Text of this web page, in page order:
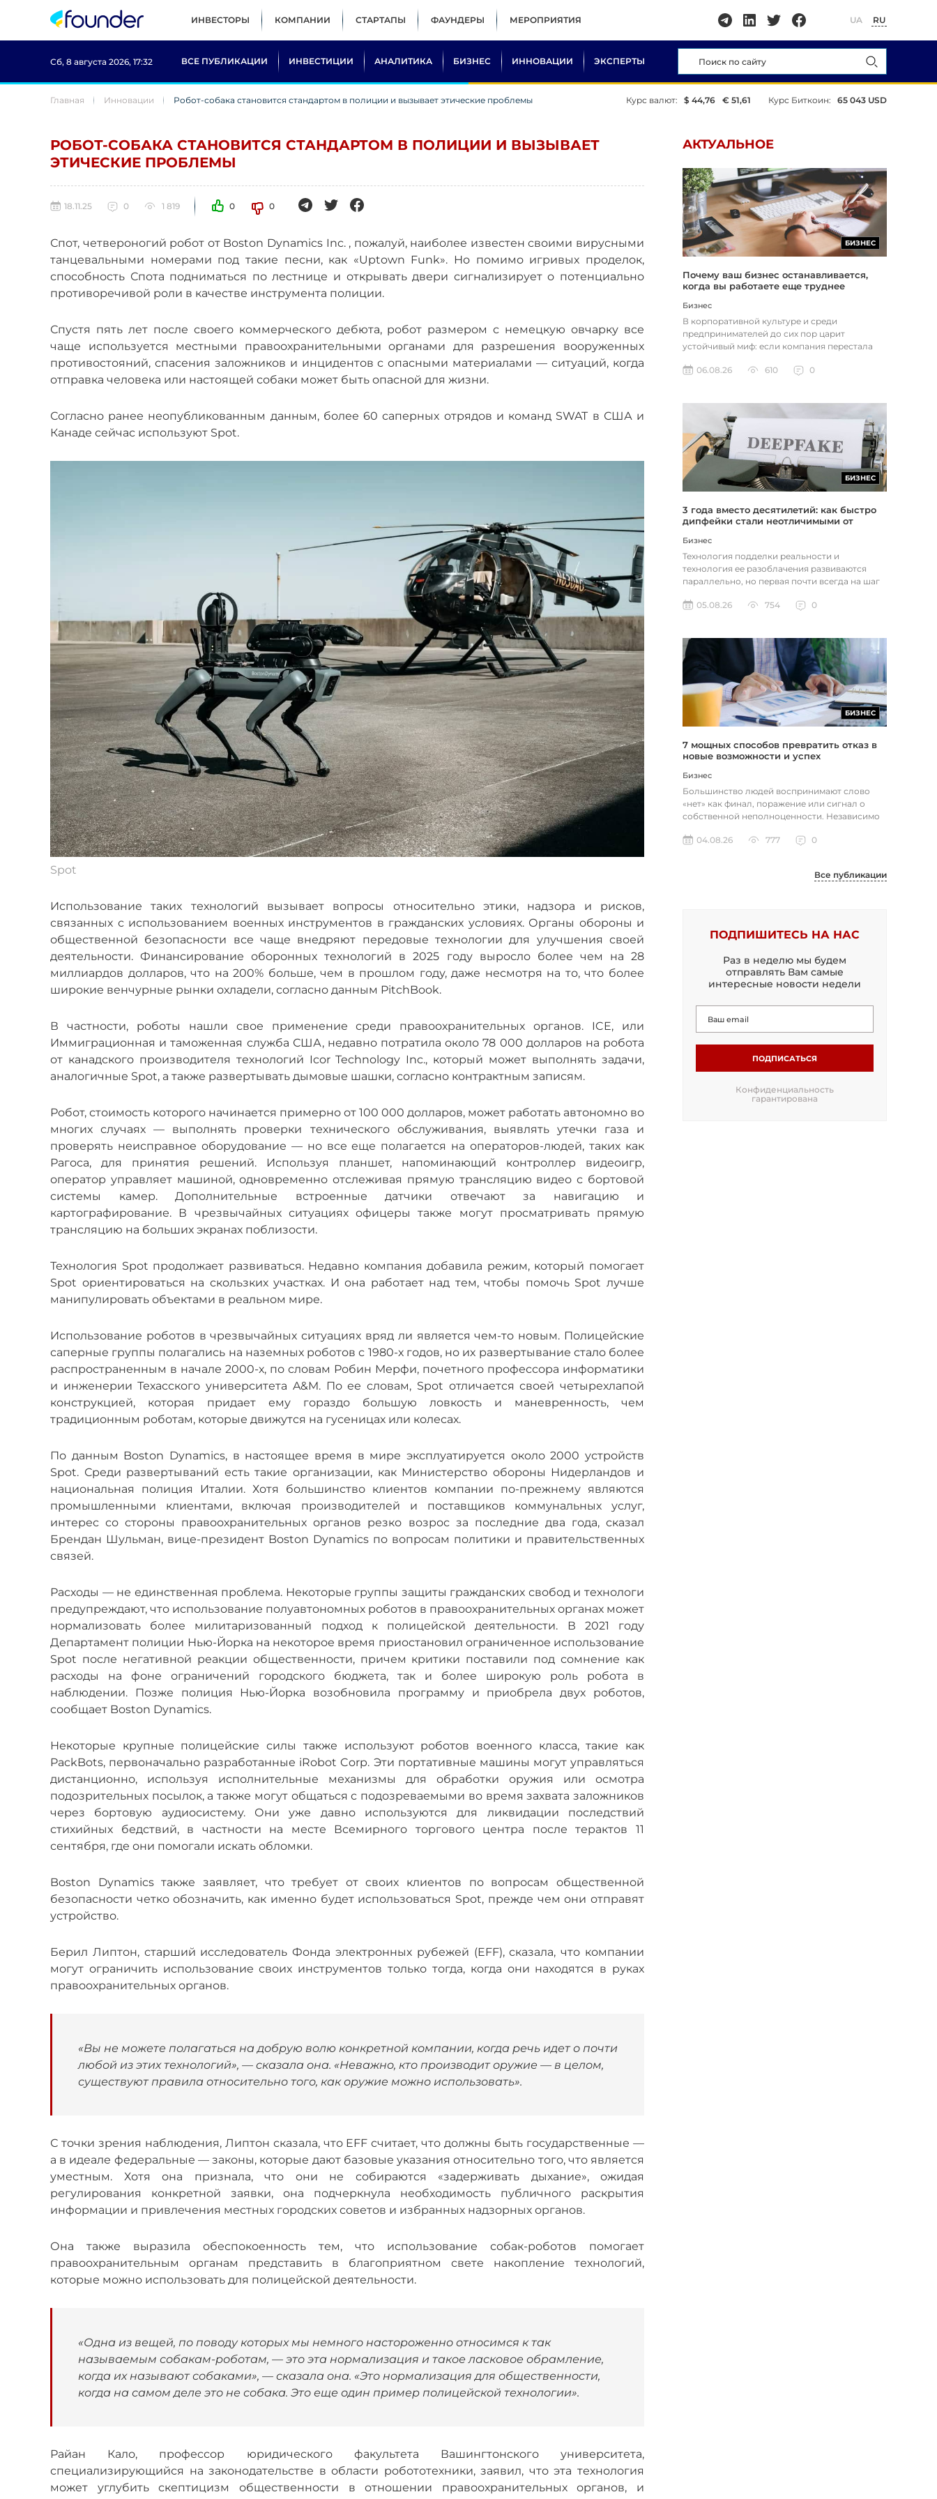
ИНВЕСТОРЫ КОМПАНИИ СТАРТАПЫ ФАУНДЕРЫ МЕРОПРИЯТИЯ UA RU
Сб, 8 августа 2026, 17:32 ВСЕ ПУБЛИКАЦИИ ИНВЕСТИЦИИ АНАЛИТИКА БИЗНЕС ИННОВАЦИИ ЭКСПЕРТЫ
Главная Инновации Робот-собака становится стандартом в полиции и вызывает этические проблемы Курс валют: $ 44,76 € 51,61 Курс Биткоин: 65 043 USD
РОБОТ-СОБАКА СТАНОВИТСЯ СТАНДАРТОМ В ПОЛИЦИИ И ВЫЗЫВАЕТ
ЭТИЧЕСКИЕ ПРОБЛЕМЫ
18.11.25 0 1 819 0 0
Спот, четвероногий робот от Boston Dynamics Inc. , пожалуй, наиболее известен своими вирусными
танцевальными номерами под такие песни, как «Uptown Funk». Но помимо игривых проделок,
способность Спота подниматься по лестнице и открывать двери сигнализирует о потенциально
противоречивой роли в качестве инструмента полиции.
Спустя пять лет после своего коммерческого дебюта, робот размером с немецкую овчарку все
чаще используется местными правоохранительными органами для разрешения вооруженных
противостояний, спасения заложников и инцидентов с опасными материалами — ситуаций, когда
отправка человека или настоящей собаки может быть опасной для жизни.
Согласно ранее неопубликованным данным, более 60 саперных отрядов и команд SWAT в США и
Канаде сейчас используют Spot.
Spot
Использование таких технологий вызывает вопросы относительно этики, надзора и рисков,
связанных с использованием военных инструментов в гражданских условиях. Органы обороны и
общественной безопасности все чаще внедряют передовые технологии для улучшения своей
деятельности. Финансирование оборонных технологий в 2025 году выросло более чем на 28
миллиардов долларов, что на 200% больше, чем в прошлом году, даже несмотря на то, что более
широкие венчурные рынки охладели, согласно данным PitchBook.
В частности, роботы нашли свое применение среди правоохранительных органов. ICE, или
Иммиграционная и таможенная служба США, недавно потратила около 78 000 долларов на робота
от канадского производителя технологий Icor Technology Inc., который может выполнять задачи,
аналогичные Spot, а также развертывать дымовые шашки, согласно контрактным записям.
Робот, стоимость которого начинается примерно от 100 000 долларов, может работать автономно во
многих случаях — выполнять проверки технического обслуживания, выявлять утечки газа и
проверять неисправное оборудование — но все еще полагается на операторов-людей, таких как
Рагоса, для принятия решений. Используя планшет, напоминающий контроллер видеоигр,
оператор управляет машиной, одновременно отслеживая прямую трансляцию видео с бортовой
системы камер. Дополнительные встроенные датчики отвечают за навигацию и
картографирование. В чрезвычайных ситуациях офицеры также могут просматривать прямую
трансляцию на больших экранах поблизости.
Технология Spot продолжает развиваться. Недавно компания добавила режим, который помогает
Spot ориентироваться на скользких участках. И она работает над тем, чтобы помочь Spot лучше
манипулировать объектами в реальном мире.
Использование роботов в чрезвычайных ситуациях вряд ли является чем-то новым. Полицейские
саперные группы полагались на наземных роботов с 1980-х годов, но их развертывание стало более
распространенным в начале 2000-х, по словам Робин Мерфи, почетного профессора информатики
и инженерии Техасского университета A&M. По ее словам, Spot отличается своей четырехлапой
конструкцией, которая придает ему гораздо большую ловкость и маневренность, чем
традиционным роботам, которые движутся на гусеницах или колесах.
По данным Boston Dynamics, в настоящее время в мире эксплуатируется около 2000 устройств
Spot. Среди развертываний есть такие организации, как Министерство обороны Нидерландов и
национальная полиция Италии. Хотя большинство клиентов компании по-прежнему являются
промышленными клиентами, включая производителей и поставщиков коммунальных услуг,
интерес со стороны правоохранительных органов резко возрос за последние два года, сказал
Брендан Шульман, вице-президент Boston Dynamics по вопросам политики и правительственных
связей.
Расходы — не единственная проблема. Некоторые группы защиты гражданских свобод и технологи
предупреждают, что использование полуавтономных роботов в правоохранительных органах может
нормализовать более милитаризованный подход к полицейской деятельности. В 2021 году
Департамент полиции Нью-Йорка на некоторое время приостановил ограниченное использование
Spot после негативной реакции общественности, причем критики поставили под сомнение как
расходы на фоне ограничений городского бюджета, так и более широкую роль робота в
наблюдении. Позже полиция Нью-Йорка возобновила программу и приобрела двух роботов,
сообщает Boston Dynamics.
Некоторые крупные полицейские силы также используют роботов военного класса, такие как
PackBots, первоначально разработанные iRobot Corp. Эти портативные машины могут управляться
дистанционно, используя исполнительные механизмы для обработки оружия или осмотра
подозрительных посылок, а также могут общаться с подозреваемыми во время захвата заложников
через бортовую аудиосистему. Они уже давно используются для ликвидации последствий
стихийных бедствий, в частности на месте Всемирного торгового центра после терактов 11
сентября, где они помогали искать обломки.
Boston Dynamics также заявляет, что требует от своих клиентов по вопросам общественной
безопасности четко обозначить, как именно будет использоваться Spot, прежде чем они отправят
устройство.
Берил Липтон, старший исследователь Фонда электронных рубежей (EFF), сказала, что компании
могут ограничить использование своих инструментов только тогда, когда они находятся в руках
правоохранительных органов.
«Вы не можете полагаться на добрую волю конкретной компании, когда речь идет о почти
любой из этих технологий», — сказала она. «Неважно, кто производит оружие — в целом,
существуют правила относительно того, как оружие можно использовать».
С точки зрения наблюдения, Липтон сказала, что EFF считает, что должны быть государственные —
а в идеале федеральные — законы, которые дают базовые указания относительно того, что является
уместным. Хотя она признала, что они не собираются «задерживать дыхание», ожидая
регулирования конкретной заявки, она подчеркнула необходимость публичного раскрытия
информации и привлечения местных городских советов и избранных надзорных органов.
Она также выразила обеспокоенность тем, что использование собак-роботов помогает
правоохранительным органам представить в благоприятном свете накопление технологий,
которые можно использовать для полицейской деятельности.
«Одна из вещей, по поводу которых мы немного настороженно относимся к так
называемым собакам-роботам, — это эта нормализация и такое ласковое обрамление,
когда их называют собаками», — сказала она. «Это нормализация для общественности,
когда на самом деле это не собака. Это еще один пример полицейской технологии».
Райан Кало, профессор юридического факультета Вашингтонского университета,
специализирующийся на законодательстве в области робототехники, заявил, что эта технология
может углубить скептицизм общественности в отношении правоохранительных органов, и
АКТУАЛЬНОЕ
БИЗНЕС
Почему ваш бизнес останавливается,
когда вы работаете еще труднее
Бизнес
В корпоративной культуре и среди
предпринимателей до сих пор царит
устойчивый миф: если компания перестала
пр...06.08.26 610 0
БИЗНЕС
3 года вместо десятилетий: как быстро
дипфейки стали неотличимыми от
Бизнес
Технология подделки реальности и
технология ее разоблачения развиваются
параллельно, но первая почти всегда на шаг
05.08.26
754 0
БИЗНЕС
7 мощных способов превратить отказ в
новые возможности и успех
Бизнес
Большинство людей воспринимают слово
«нет» как финал, поражение или сигнал о
собственной неполноценности. Независимо
04.08.26
777 0
Все публикации
ПОДПИШИТЕСЬ НА НАС
Раз в неделю мы будем
отправлять Вам самые
интересные новости недели
ПОДПИСАТЬСЯ
Конфиденциальность
гарантирована